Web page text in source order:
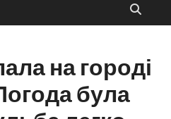
на городі
була